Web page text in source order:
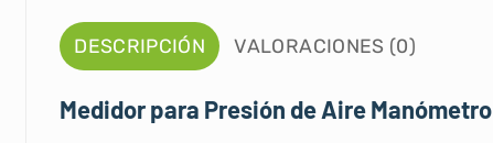
DESCRIPCIÓN VALORACIONES (0)
Medidor para Presión de Aire Manómetro